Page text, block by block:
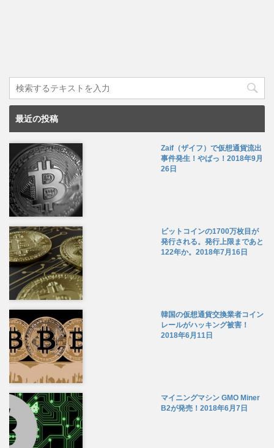
最近の投稿
Zaif（ザイフ）で仮想通貨流出
事件発生！やばっ！ 2018年9月
26日
ビットコインの1700万枚目が
発行される。発行上限まであと
122年か。 2018年7月16日
韓国の仮想通貨交換業者コイン
レールがハッキング被害！
2018年6月11日
マイニングマシン GMO Miner
B2が発売！ 2018年6月7日